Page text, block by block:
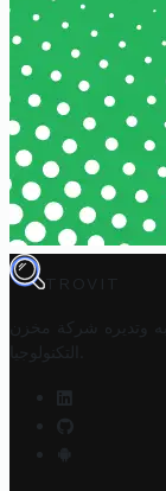
TROVIT
وتديره
شركة مخزن
التكنولوجيا